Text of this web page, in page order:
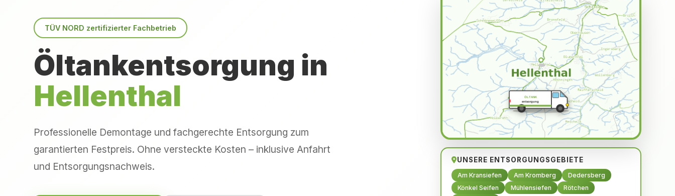
TÜV NORD zertifizierter Fachbetrieb
Öltankentsorgung in
Hellenthal
Professionelle Demontage und fachgerechte Entsorgung zum
garantierten Festpreis. Ohne versteckte Kosten – inklusive Anfahrt
und Entsorgungsnachweis.
ÖLTANK
entsorgung
UNSERE ENTSORGUNGSGEBIETE
Am Kransiefen Am Kromberg
Dedersberg
Könkel Seifen
Mühlensiefen
Rötchen